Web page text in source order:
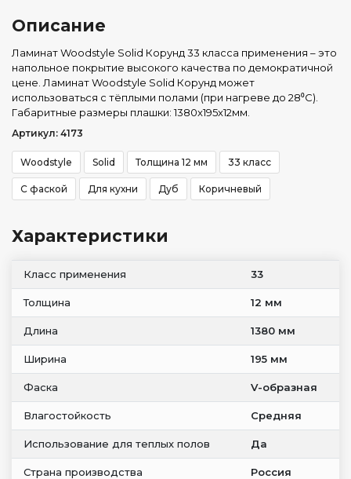
Описание
Ламинат Woodstyle Solid Корунд 33 класса применения – это
напольное покрытие высокого качества по демократичной
цене. Ламинат Woodstyle Solid Корунд может
использоваться с тёплыми полами (при нагреве до 28⁰С).
Габаритные размеры плашки: 1380x195x12мм.
Артикул: 4173
Woodstyle Solid Толщина 12 мм 33 класс
С фаской Для кухни Дуб Коричневый
Характеристики
Класс применения 33
Толщина 12 мм
Длина 1380 мм
Ширина 195 мм
Фаска V-образная
Влагостойкость Средняя
Использование для теплых полов Да
Страна производства Россия